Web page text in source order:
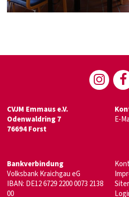
CVJM Emmaus e.V.
Odenwaldring 7
76694 Forst
E-
Bankverbindung
Volksbank Kraichgau eG
IBAN: DE12 6729 2200 0073 2138
00